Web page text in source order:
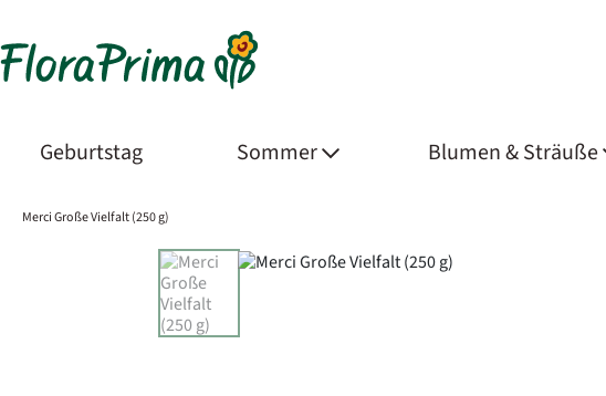
Geburtstag Sommer Blumen & Sträuße
Merci Große Vielfalt (250 g)
Product Images